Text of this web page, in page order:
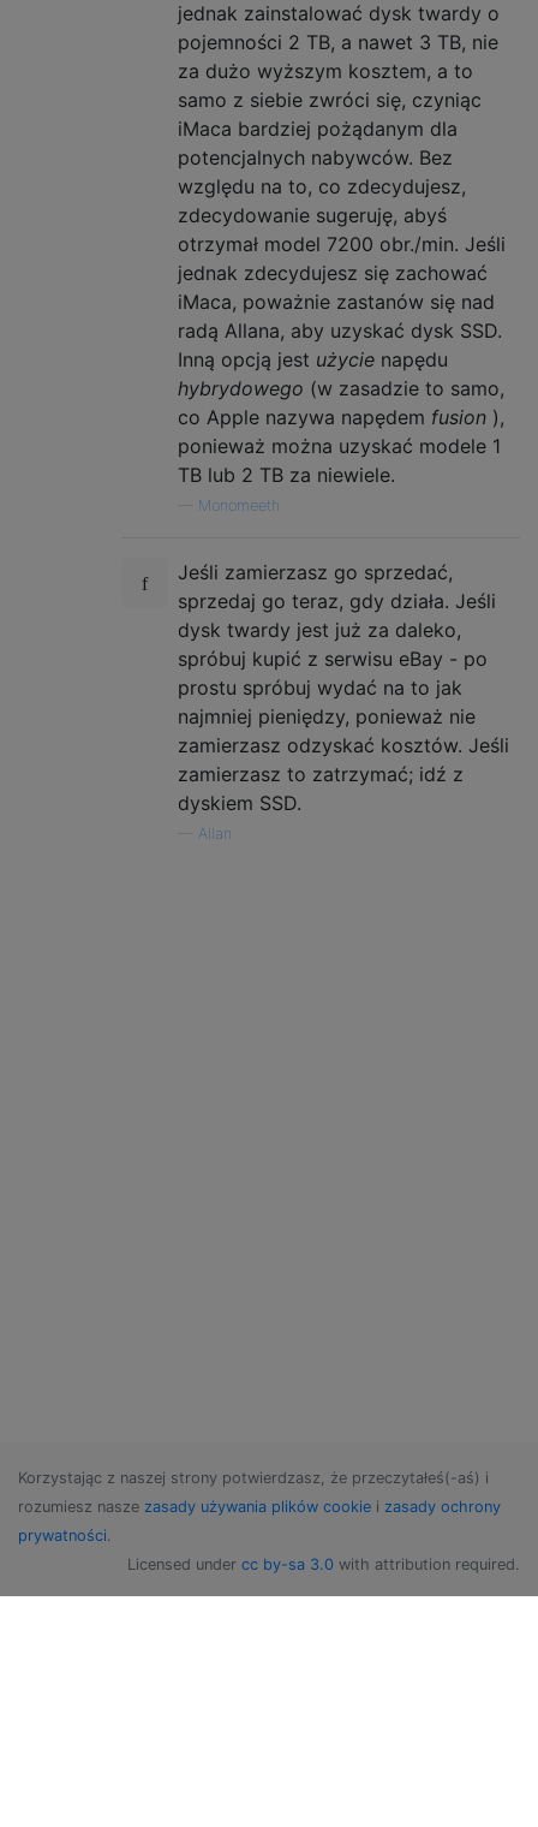
jednak zainstalować dysk twardy o
pojemności 2 TB, a nawet 3 TB, nie
za dużo wyższym kosztem, a to
samo z siebie zwróci się, czyniąc
iMaca bardziej pożądanym dla
potencjalnych nabywców. Bez
względu na to, co zdecydujesz,
zdecydowanie sugeruję, abyś
otrzymał model 7200 obr./min. Jeśli
jednak zdecydujesz się zachować
iMaca, poważnie zastanów się nad
radą Allana, aby uzyskać dysk SSD.
Inną opcją jest użycie napędu
hybrydowego (w zasadzie to samo,
co Apple nazywa napędem fusion ),
ponieważ można uzyskać modele 1
TB lub 2 TB za niewiele.
Monomeeth
Jeśli zamierzasz go sprzedać,
sprzedaj go teraz, gdy działa. Jeśli
dysk twardy jest już za daleko,
spróbuj kupić z serwisu eBay - po
prostu spróbuj wydać na to jak
najmniej pieniędzy, ponieważ nie
zamierzasz odzyskać kosztów. Jeśli
zamierzasz to zatrzymać; idź z
dyskiem SSD.
Allan
Korzystając z naszej strony potwierdzasz, że przeczytałeś(-aś) i
rozumiesz nasze zasady używania plików cookie i zasady ochrony
prywatności.
Licensed under cc by-sa 3.0 with attribution required.